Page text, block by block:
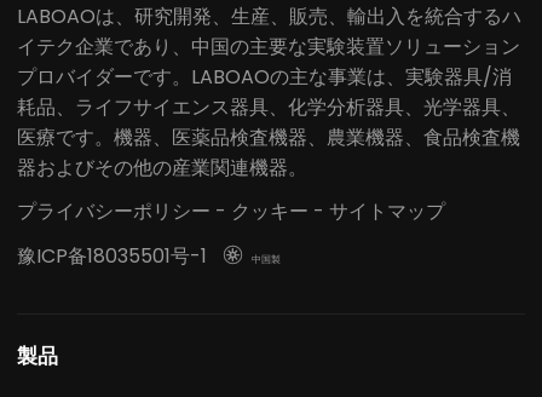
LABOAOは、研究開発、生産、販売、輸出入を統合するハ
イテク企業であり、中国の主要な実験装置ソリューション
プロバイダーです。LABOAOの主な事業は、実験器具/消
耗品、ライフサイエンス器具、化学分析器具、光学器具、
医療です。機器、医薬品検査機器、農業機器、食品検査機
器およびその他の産業関連機器。
プライバシーポリシー - クッキー - サイトマップ
豫ICP备18035501号-1
 中国製
製品